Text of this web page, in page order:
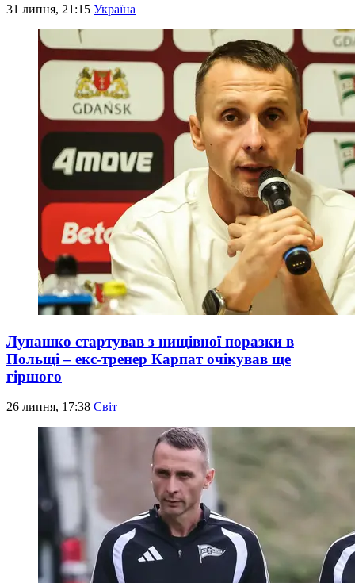
31 липня, 21:15 Україна
Лупашко стартував з нищівної поразки в
Польщі – екс-тренер Карпат очікував ще
гіршого
26 липня, 17:38 Світ